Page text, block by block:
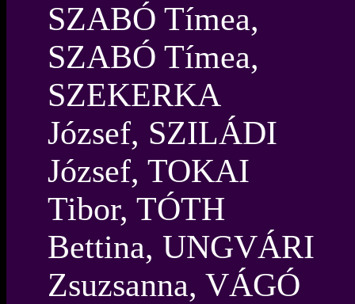
SZABÓ Tímea,
SZABÓ Tímea,
SZEKERKA
József, SZILÁDI
József, TOKAI
Tibor, TÓTH
Bettina, UNGVÁRI
Zsuzsanna, VÁGÓ